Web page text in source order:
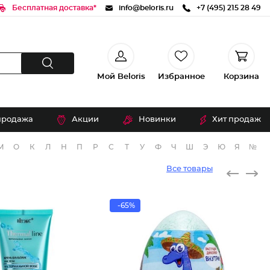
Бесплатная доставка* info@beloris.ru +7 (495) 215 28 49
Мой Beloris Избранное Корзина
Акции Новинки Хит продаж
О К Л Н П Р С Т У Ф Ч Э Ю Я №
Все товары
-65%